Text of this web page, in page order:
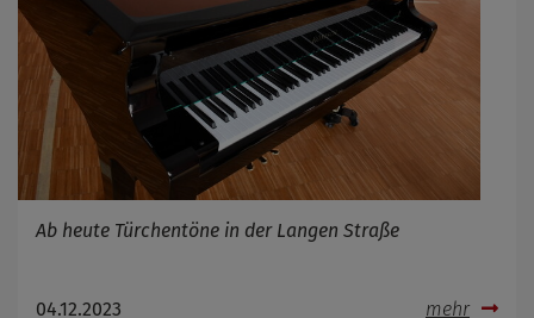
Ab heute Türchentöne in der Langen Straße
04.12.2023 mehr